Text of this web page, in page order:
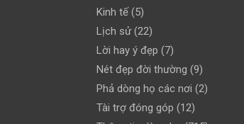
Kinh tế(5)
Lịch sử(22)
Lời hay ý đẹp (7)
Nét đẹp đời thường (9)
Phả dòng họ các nơi (2)
Tài trợ đóng góp (12)